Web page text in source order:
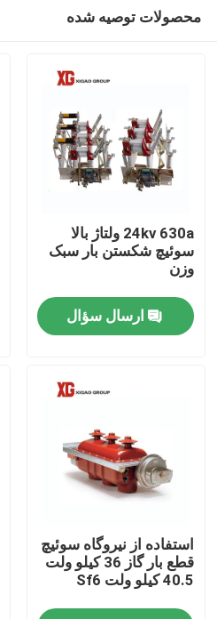
خانه
محصولات
درباره ما
محصولات توصیه شده
24kv 630a ولتاژ بالا
سوئیچ شکستن بار سبک
وزن
ارسال سؤال
استفاده از نیروگاه سوئیچ
قطع بار گاز 36 کیلو ولت
40.5 کیلو ولت Sf6